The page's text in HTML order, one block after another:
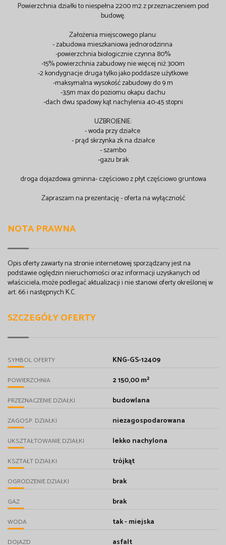
Powierzchnia działki to niespełna 2200 m2 z przeznaczeniem pod
budowę.
Założenia miejscowego planu:
- zabudowa mieszkaniowa jednorodzinna
-powierzchnia biologicznie czynna 80%
-15% powierzchnia zabudowy nie więcej niż 300m
-2 kondygnacje druga tylko jako poddasze użytkowe
-maksymalna wysokość zabudowy do 9 m
-3,5m max do poziomu okapu dachu
-dach dwu spadowy kąt nachylenia 40-45 stopni
UZBROJENIE:
- woda przy działce
- prąd skrzynka zk na działce
- szambo
-gazu brak
droga dojazdowa gminna- częściowo z płyt częściowo gruntowa
Zapraszam na prezentację - oferta na wyłączność
NOTA PRAWNA
Opis oferty zawarty na stronie internetowej sporządzany jest na
podstawie oględzin nieruchomości oraz informacji uzyskanych od
właściciela, może podlegać aktualizacji i nie stanowi oferty określonej w
art. 66 i następnych K.C.
SZCZEGÓŁY OFERTY
SYMBOL OFERTY KNG-GS-12409
POWIERZCHNIA 2 150,00 m²
PRZEZNACZENIE DZIAŁKI budowlana
ZAGOSP. DZIAŁKI niezagospodarowana
UKSZTAŁTOWANIE DZIAŁKI lekko nachylona
KSZTAŁT DZIAŁKI trójkąt
OGRODZENIE DZIAŁKI brak
GAZ brak
WODA tak - miejska
DOJAZD asfalt